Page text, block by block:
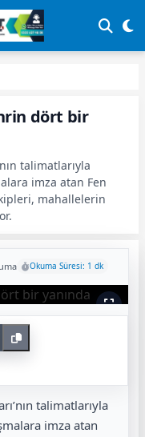
dört bir
talimatlarıyla
imza atan Fen
mahallelerin
Okuma Süresi: 1 dk
talimatlarıyla
imza atan